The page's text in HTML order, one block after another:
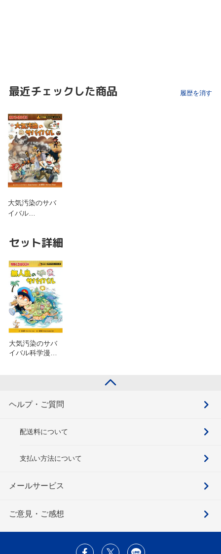
最近チェックした商品 履歴を消す
大気汚染のサバ
イバル…
セット詳細
大気汚染のサバ
イバル科学漫画
ヘルプ・ご質問
配送料について
支払い方法について
メールサービス
ご意見・ご感想